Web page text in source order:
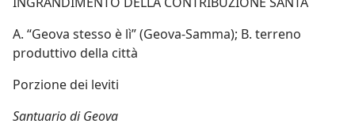
A. “Geova stesso è lì” (Geova-Samma); B. terreno
produttivo della città
Porzione dei leviti
Santuario di Geova